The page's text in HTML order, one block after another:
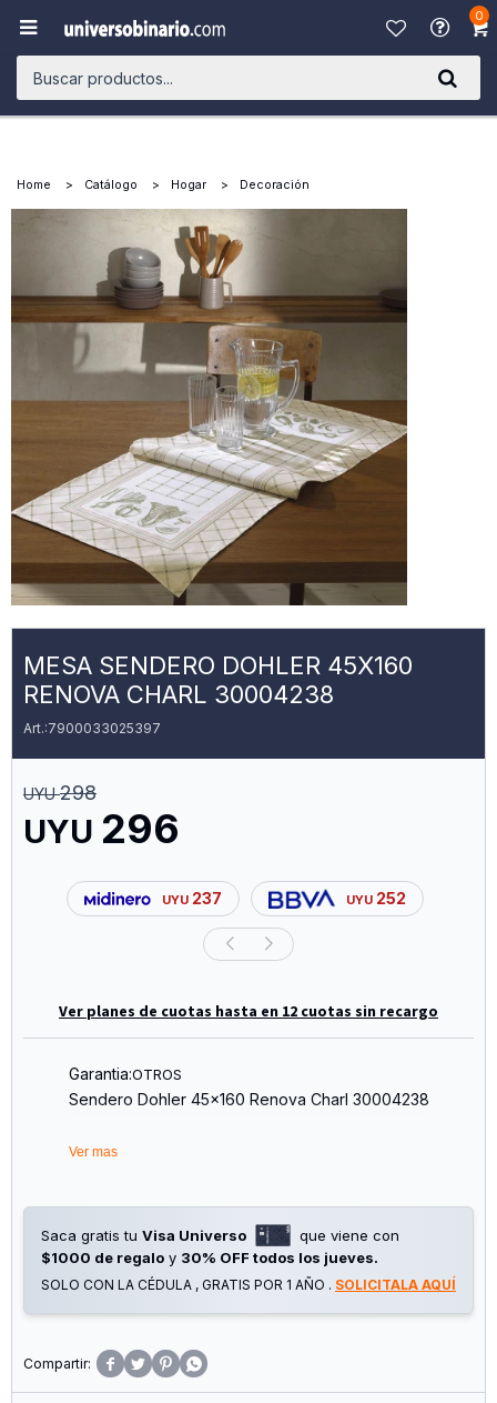
0

Home Catálogo Hogar Decoración
MESA SENDERO DOHLER 45X160
RENOVA CHARL 30004238
7900033025397
UYU 296
UYU 298
UYU 237 UYU 252
Ver planes de cuotas hasta en 12 cuotas sin recargo
Garantia:OTROS
Sendero Dohler 45x160 Renova Charl 30004238
Ver mas
Saca gratis tu Visa Universo
que viene con
$1000 de regalo y 30% OFF todos los jueves.
SOLO CON LA CÉDULA , GRATIS POR 1 AÑO . SOLICITALA AQUÍ
   